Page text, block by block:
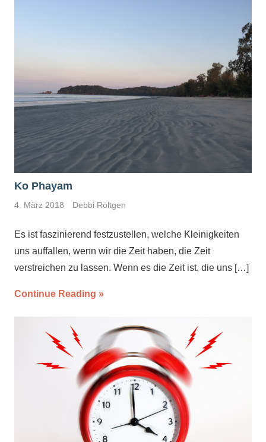
Ko Phayam
4. März 2018 Debbi Röltgen
Es ist faszinierend festzustellen, welche Kleinigkeiten
uns auffallen, wenn wir die Zeit haben, die Zeit
verstreichen zu lassen. Wenn es die Zeit ist, die uns […]
Continue Reading